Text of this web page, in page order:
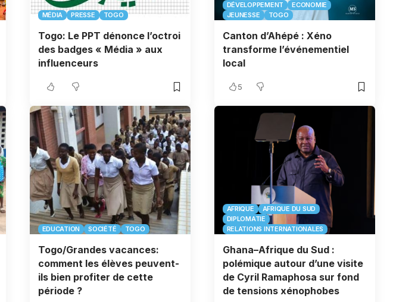
MÉDIA PRESSE TOGO
Togo: Le PPT dénonce l’octroi
des badges « Média » aux
influenceurs
DÉVELOPPEMENT
ECONOMIE
JEUNESSE
TOGO
Canton d’Ahépé : Xéno
transforme l’événementiel
local
5
EDUCATION SOCIÉTÉ TOGO
Togo/Grandes vacances:
comment les élèves peuvent-
ils bien profiter de cette
période ?
AFRIQUE
AFRIQUE DU SUD
DIPLOMATIE
RELATIONS INTERNATIONALES
Ghana–Afrique du Sud :
polémique autour d’une visite
de Cyril Ramaphosa sur fond
de tensions xénophobes